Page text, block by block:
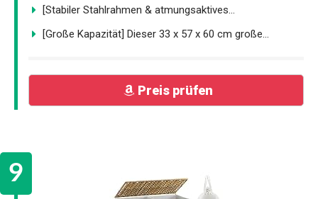
[Stabiler Stahlrahmen & atmungsaktives...
[Große Kapazität] Dieser 33 x 57 x 60 cm große...
Preis prüfen